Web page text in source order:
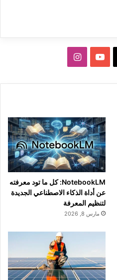
‫YouTubeانستقرام
NotebookLM: كل ما تود معرفته
عن أداة الذكاء الاصطناعي الجديدة
لتنظيم المعرفة
مارس 8, 2026